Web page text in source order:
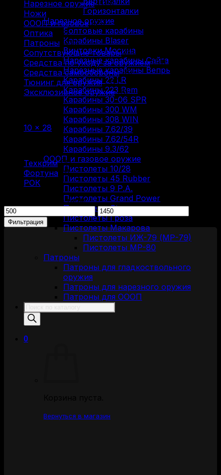
Горизонталки
Нарезное оружие
Болтовые карабины
Карабины Blaser
Винтовки Мосина
Нарезные карабины Сайга
Нарезные карабины Вепрь
Карабины 22 LR
Карабины 223 Rem
Карабины 30-06 SPR
Карабины 300 WM
Карабины 308 WIN
Карабины 7.62/39
Карабины 7.62/54R
Карабины 9.3/62
ОООП и газовое оружие
Пистолеты 10/28
Пистолеты 45 Rubber
Пистолеты 9 Р.А.
Пистолеты Grand Power
Пистолеты Streamer
Пистолеты Гроза
Пистолеты Макарова
Пистолеты ИЖ-79 (МР-79)
Пистолеты МР-80
Патроны
Патроны для гладкоствольного
оружия
Патроны для нарезного оружия
Патроны для ОООП
Поиск
товаров
0
Вернуться в магазин
Нарезное оружие (115)
Ножи
ОООП и газовое (71)
Оптика
(12)
Патроны (211)
Сопутствующие товары (13)
Средства по уходу за оружием (31)
Средства самообороны (6)
Тюнинг для оружия (37)
Эксклюзивное оружие (6)
10 × 28
(6)
Техкрим (4)
Фортуна (1)
РОК
Фильтрация по цене
Минимальная
цена
Максимальная
цена
Фильтрация